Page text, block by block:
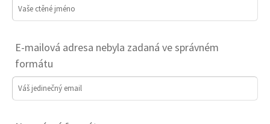
Vaše ctěné jméno
E-mailová adresa nebyla zadaná ve správném
formátu
Váš jedinečný email